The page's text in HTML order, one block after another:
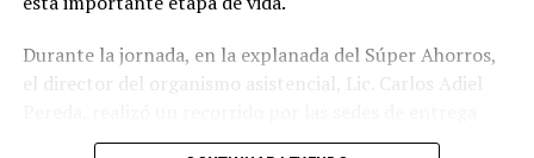
Durante la jornada, en la explanada del Súper Ahorros,
el director del organismo asistencial, Lic. Carlos Adiel
para supervisar las actividades desarrolladas por el área